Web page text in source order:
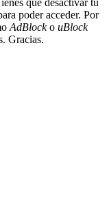
que desactivar tu
poder acceder. Por
AdBlocko uBlock
Gracias.